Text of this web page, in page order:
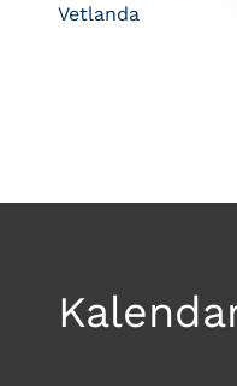
Vetlanda